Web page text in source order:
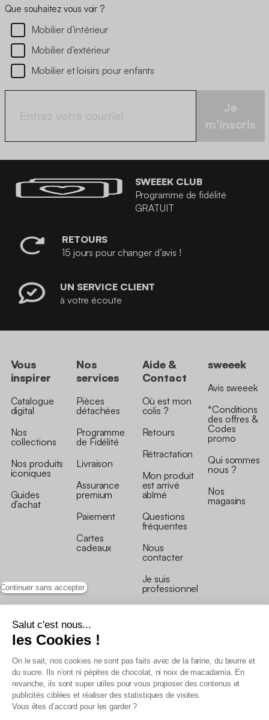
Continuer sans accepter
Salut c'est nous...
les Cookies !
On le sait, nos cookies ne sont pas faits avec de la farine, du beurre et
du sucre. Ils n’ont ni pépites de chocolat, ni noix de macadamia. En
revanche, ils sont super utiles pour vous proposer des contenus et
publicités ciblées et réaliser des statistiques de visites.
Vous êtes d’accord pour les garder ?
Que souhaitez vous voir ?
Mobilier d’intérieur
Mobilier d’extérieur
Mobilier et loisirs pour enfants
Je
m'inscris
SWEEEK CLUB
Programme de fidélité
GRATUIT
RETOURS
15 jours pour changer d’avis !
UN SERVICE CLIENT
à votre écoute
Vous
inspirer
Catalogue
digital
Nos
collections
Nos produits
iconiques
Guides
d’achat
Nos
services
Pièces
détachées
Programme
de Fidélité
Livraison
Assurance
premium
Paiement
Cartes
cadeaux
Aide &
Contact
Où est mon
colis ?
Retours
Rétractation
Mon produit
est arrivé
abîmé
Questions
fréquentes
Nous
contacter
Je suis
professionnel
sweeek
Avis sweeek
*Conditions
des offres &
Codes
promo
Qui sommes
nous ?
Nos
magasins
Conditions générales de vente
Conditions générales du programme de fidélité
Charte de données personnelles
Conditions générales de vente Pro
Déclaration d’accessibilité